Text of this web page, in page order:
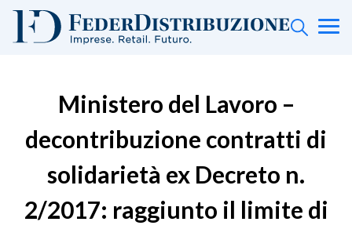
Ministero del Lavoro –
decontribuzione contratti di
solidarietà ex Decreto n.
2/2017: raggiunto il limite di